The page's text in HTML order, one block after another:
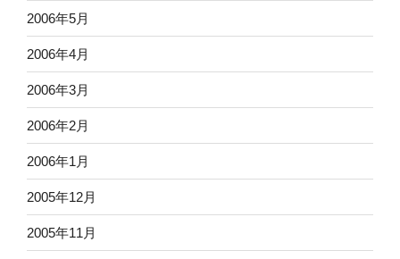
2006年5月
2006年4月
2006年3月
2006年2月
2006年1月
2005年12月
2005年11月